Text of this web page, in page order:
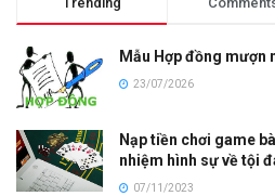
Mẫu Hợp đồng mượn
23/07/2026
Nạp tiền chơi game
nhiệm hình sự về tội
07/11/2023